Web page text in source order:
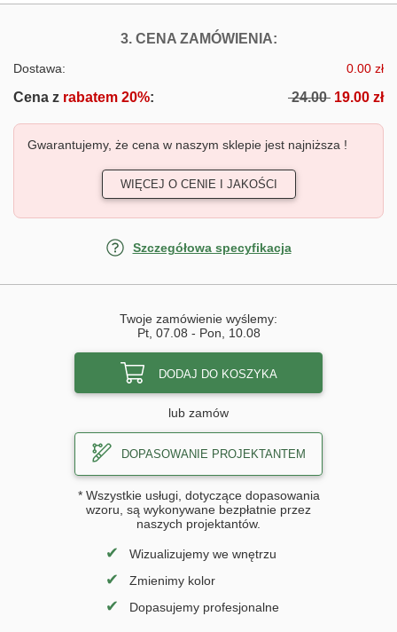
3. CENA ZAMÓWIENIA:FOTOTAPETY
Dostawa: 0.00 zł
Cena z rabatem 20%: 24.00 19.00 zł
Gwarantujemy, że cena w naszym sklepie jest najniższa !
WIĘCEJ O CENIE I JAKOŚCI
Szczegółowa specyfikacja
Twoje zamówienie wyślemy:
Pt, 07.08 - Pon, 10.08
DODAJ DO KOSZYKA
lub zamów
DOPASOWANIE PROJEKTANTEM
* Wszystkie usługi, dotyczące dopasowania
wzoru, są wykonywane bezpłatnie przez
naszych projektantów.
✔ Wizualizujemy we wnętrzu
✔ Zmienimy kolor
✔ Dopasujemy profesjonalne